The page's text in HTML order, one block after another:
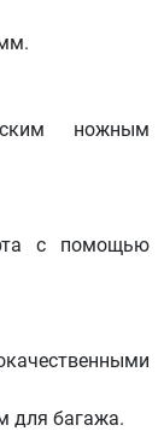
ножным
с помощью
для багажа.